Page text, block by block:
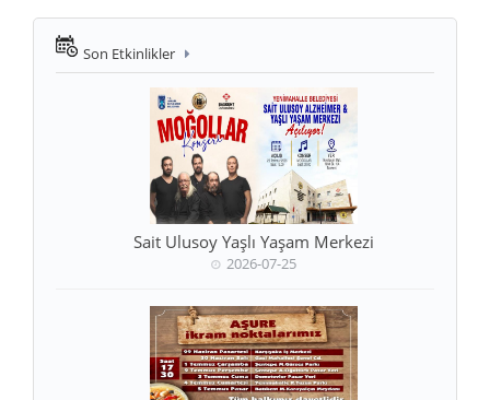
Son Etkinlikler
Sait Ulusoy Yaşlı Yaşam Merkezi
2026-07-25